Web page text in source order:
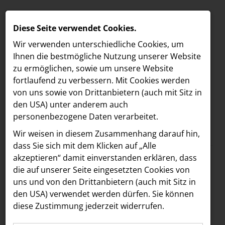
MELDUNGEN
LOEBELL NORDBERG
INNER
aehre
Astoria Artshow
B/S/H Hausgeräte
Meldungen / Freshfields
Text Bilder
01.06.2026
Freshfields berät
Deka Immobilien
Diese Seite verwendet Cookies.
Wir verwenden unterschiedliche Cookies, um
Ihnen die best­mögliche Nutzung unserer Website
zu ermöglichen, sowie um unsere Website
fortlaufend zu verbessern. Mit Cookies werden
von uns sowie von Drittanbietern (auch mit Sitz in
den USA) unter anderem auch
personenbezogene Daten verarbeitet.
Wir weisen in diesem Zusammenhang darauf hin,
dass Sie sich mit dem Klicken auf „Alle
akzeptieren“ damit ein­ver­standen erklären, dass
die auf unserer Seite eingesetzten Cookies von
uns und von den Drittanbietern (auch mit Sitz in
den USA) verwendet werden dürfen. Sie können
diese Zustimmung jederzeit widerrufen.